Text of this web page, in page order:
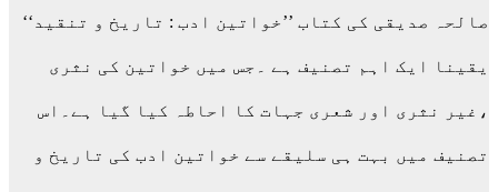
صالحہ صدیقی کی کتاب ’’خواتین ادب : تاریخ و تنقید‘‘
یقینا ایک اہم تصنیف ہے ۔جس میں خواتین کی نثری
،غیر نثری اور شعری جہات کا احاطہ کیا گیا ہے۔اس
تصنیف میں بہت ہی سلیقے سے خواتین ادب کی تاریخ و